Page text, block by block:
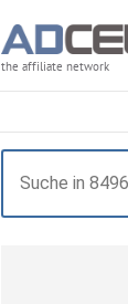
the affiliate network